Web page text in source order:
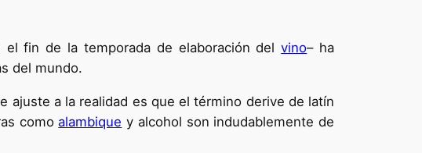
el fin de la temporada de elaboración delvino– ha
del mundo.
a la realidad es que el término derive de latín
comoalambique y alcohol son indudablemente de